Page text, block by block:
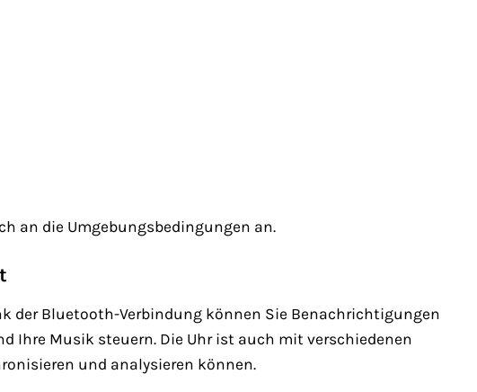
an die Umgebungsbedingungen an.
der Bluetooth-Verbindung können Sie Benachrichtigungen
Ihre Musik steuern. Die Uhr ist auch mit verschiedenen
und analysieren können.